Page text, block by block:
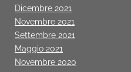
Dicembre 2021
Novembre 2021
Settembre 2021
Maggio 2021
Novembre 2020